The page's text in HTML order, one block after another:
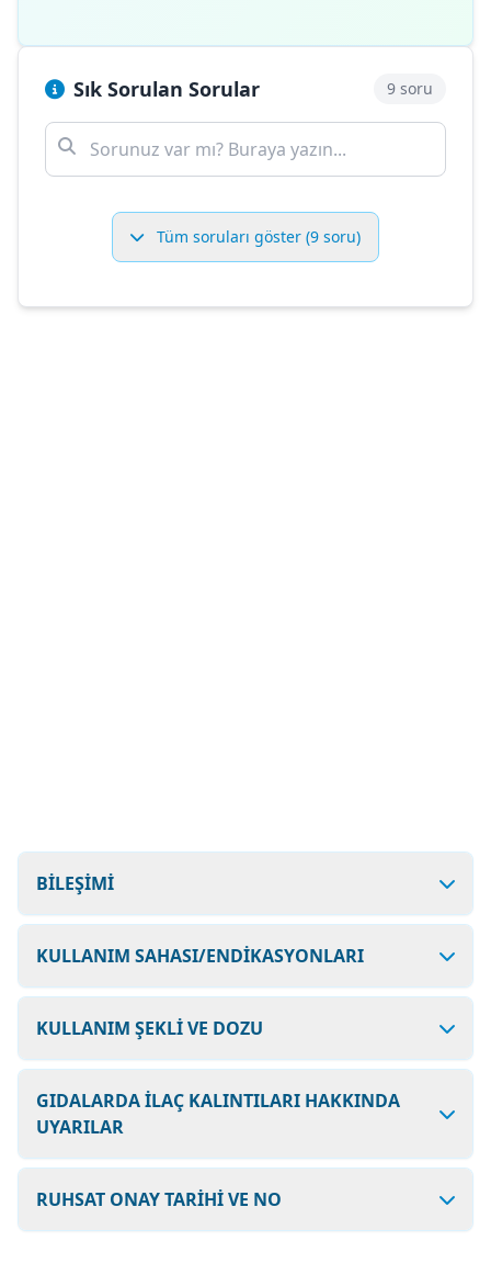
Sık Sorulan Sorular 9 soru
Tüm soruları göster (9 soru)
BİLEŞİMİ
KULLANIM SAHASI/ENDİKASYONLARI
KULLANIM ŞEKLİ VE DOZU
GIDALARDA İLAÇ KALINTILARI HAKKINDA
UYARILAR
RUHSAT ONAY TARİHİ VE NO